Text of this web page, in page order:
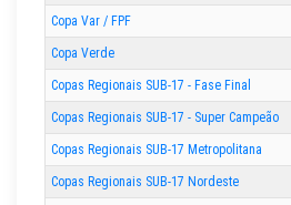
Copa Var / FPF
Copa Verde
Copas Regionais SUB-17 - Fase Final
Copas Regionais SUB-17 - Super Campeão
Copas Regionais SUB-17 Metropolitana
Copas Regionais SUB-17 Nordeste